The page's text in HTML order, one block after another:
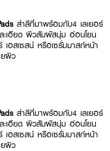
สำลีที่มาพร้อมกับ4 เลเยอร์
ะเอียด ผิวสัมผัสนุ่ม อ่อนโยน
อสเซสน์ หรือเซรั่มมาสก์หน้า
ยผิว
สำลีที่มาพร้อมกับ4 เลเยอร์
ะเอียด ผิวสัมผัสนุ่ม อ่อนโยน
อสเซสน์ หรือเซรั่มมาสก์หน้า
ยผิว